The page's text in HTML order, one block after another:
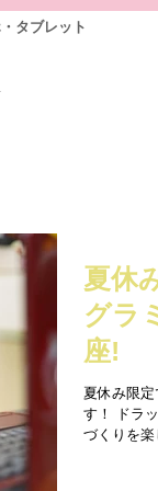
タブレット
夏休
グラ
「マ
夏休み限
す！ ドラ
づくりを楽